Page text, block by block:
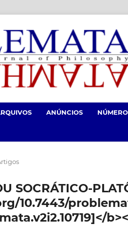
ANÚNCIOS
SOCRÁTICO-
10.7443/